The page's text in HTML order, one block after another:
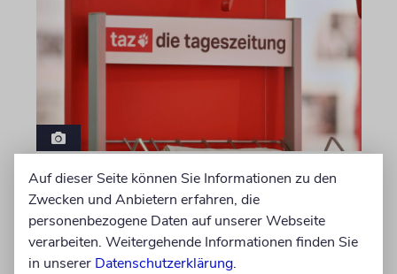
MEDIEN
Wo steckt die
palästinensische
Opposition?
Auf dieser Seite können Sie Informationen zu den
Zwecken und Anbietern erfahren, die
personenbezogene Daten auf unserer Webseite
verarbeiten. Weitergehende Informationen finden Sie
in unserer Datenschutzerklärung.